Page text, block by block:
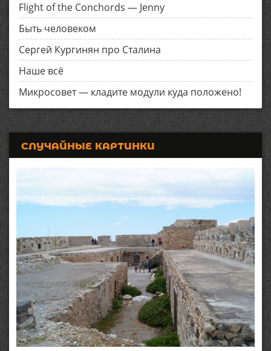
Flight of the Conchords — Jenny
Быть человеком
Сергей Кургинян про Сталина
Наше всё
Микросовет — кладите модули куда положено!
СЛУЧАЙНЫЕ КАРТИНКИ